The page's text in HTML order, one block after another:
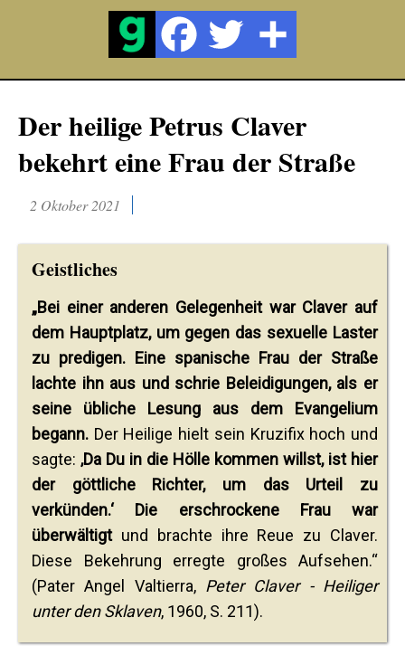
Der heilige Petrus Claver
bekehrt eine Frau der Straße
2 Oktober 2021
Geistliches
„Bei einer anderen Gelegenheit war Claver auf
dem Hauptplatz, um gegen das sexuelle Laster
zu predigen. Eine spanische Frau der Straße
lachte ihn aus und schrie Beleidigungen, als er
seine übliche Lesung aus dem Evangelium
begann. Der Heilige hielt sein Kruzifix hoch und
sagte: ‚Da Du in die Hölle kommen willst, ist hier
der göttliche Richter, um das Urteil zu
verkünden.‘ Die erschrockene Frau war
überwältigtund brachte ihre Reue zu Claver.
Diese Bekehrung erregte großes Aufsehen.“
(Pater Angel Valtierra, Peter Claver - Heiliger
unter den Sklaven, 1960, S. 211).